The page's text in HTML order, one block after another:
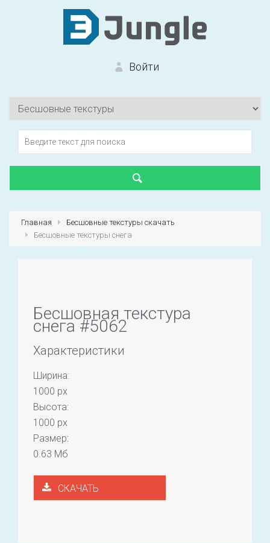
Войти
Вход на сайт
Первый раз?
Главная
Бесшовные текстуры скачать
Бесшовные текстуры снега
Бесшовная текстура
снега #5062
Характеристики
Ширина:
1000 px
Высота:
1000 px
Размер:
0.63 Мб
СКАЧАТЬ